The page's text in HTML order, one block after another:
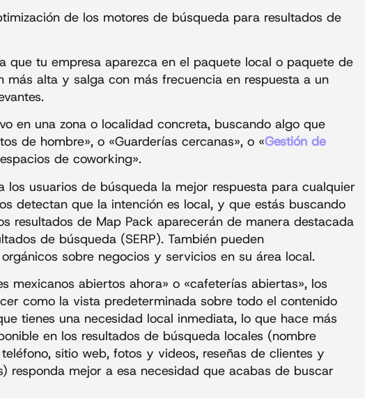
de los motores de búsqueda para resultados de
que tu empresa aparezca en el paquete local o paquete de
más alta y salga con más frecuencia en respuesta a un
en una zona o localidad concreta, buscando algo que
de hombre», o «Guarderías cercanas», o «Gestión de
de coworking».
los usuarios de búsqueda la mejor respuesta para cualquier
detectan que la intención es local, y que estás buscando
resultados de Map Pack aparecerán de manera destacada
de búsqueda (SERP). También pueden
sobre negocios y servicios en su área local.
mexicanos abiertos ahora» o «cafeterías abiertas», los
como la vista predeterminada sobre todo el contenido
tienes una necesidad local inmediata, lo que hace más
en los resultados de búsqueda locales (nombre
sitio web, fotos y videos, reseñas de clientes y
responda mejor a esa necesidad que acabas de buscar